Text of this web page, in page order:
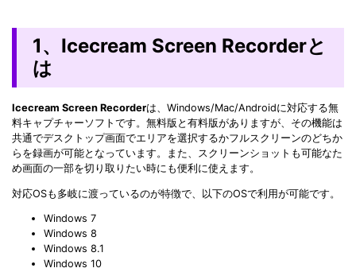
1、Icecream Screen Recorderと
は
Icecream Screen Recorderは、Windows/Mac/Androidに対応する無
料キャプチャーソフトです。無料版と有料版がありますが、その機能は
共通でデスクトップ画面でエリアを選択するかフルスクリーンのどちか
らを録画が可能となっています。また、スクリーンショットも可能なた
め画面の一部を切り取りたい時にも便利に使えます。
対応OSも多岐に渡っているのが特徴で、以下のOSで利用が可能です。
Windows 7
Windows 8
Windows 8.1
Windows 10